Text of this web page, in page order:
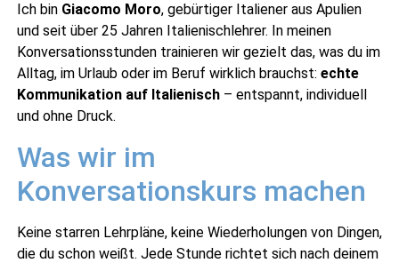
Ich bin Giacomo Moro, gebürtiger Italiener aus Apulien
und seit über 25 Jahren Italienischlehrer. In meinen
Konversationsstunden trainieren wir gezielt das, was du im
Alltag, im Urlaub oder im Beruf wirklich brauchst: echte
Kommunikation auf Italienisch– entspannt, individuell
und ohne Druck.
Was wir im
Konversationskurs machen
Keine starren Lehrpläne, keine Wiederholungen von Dingen,
die du schon weißt. Jede Stunde richtet sich nach deinem